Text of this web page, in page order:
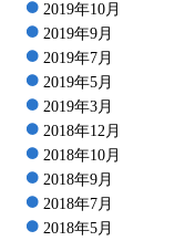
2019年10月
2019年9月
2019年7月
2019年5月
2019年3月
2018年12月
2018年10月
2018年9月
2018年7月
2018年5月